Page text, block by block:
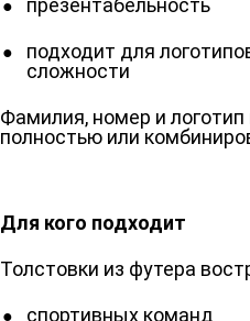
презентабельность
подходит для
сложности
Фамилия, номер и
полностью или
Для кого подходит
Толстовки из футера
спортивных команд